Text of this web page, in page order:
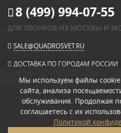
8 (499) 994-07-55
ДЛЯ ЗВОНКОВ ИЗ МОСКВЫ И
SALE@QUADROSVET.RU
ДОСТАВКА ПО ГОРОДАМ РОССИИ
ОПЛАЧИВАЙТЕ ПРИ ПОЛУЧЕНИИ
© 2026«КВАДРО СВЕТ» ИНТЕРНЕТ-
ПОЛИТИКА КОНФИДЕНЦИАЛЬНОСТИ
Мы используем файлы
сайта, анализа
обслуживания. Продолжая
соглашаетесь с их
Политикой